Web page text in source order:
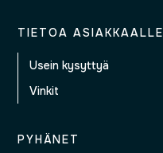
TIETOA ASIAKKAALLE
Usein kysyttyä
Vinkit
PYHÄNET